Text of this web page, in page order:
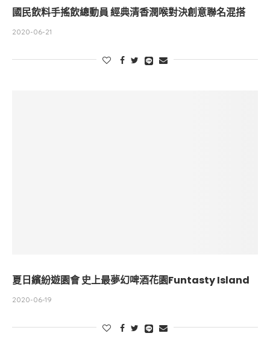
國民飲料手搖飲總動員 經典清香潤喉對決創意聯名混搭
2020-06-21
夏日繽紛遊園會 史上最夢幻啤酒花園Funtasty Island
2020-06-19